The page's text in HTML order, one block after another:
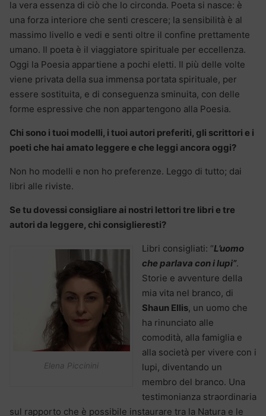
la vera essenza di ciò che lo circonda. Poeta si nasce: è
una forza interiore che senti crescere; la sensibilità è al
massimo livello e vedi e senti oltre il confine prettamente
umano. Il poeta è il viaggiatore spirituale per eccellenza.
Oggi la Poesia appartiene a pochi eletti. Il più delle volte
viene privata della sua immensa portata spirituale, per
essere sostituita, e di conseguenza sminuita, con delle
forme espressive che non appartengono alla Poesia.
Chi sono i tuoi modelli, i tuoi autori preferiti, gli scrittori e i
poeti che hai amato leggere e che leggi ancora oggi?
Non ho modelli e non ho preferenze. Leggo di tutto; dai
libri alle riviste.
Se tu dovessi consigliare ai nostri lettori tre libri e tre
autori da leggere, chi consiglieresti?
Elena Piccinini
Libri consigliati: “L’uomo
che parlava con i lupi”.
Storie e avventure della
mia vita nel branco, di
Shaun Ellis, un uomo che
ha rinunciato alle
comodità, alla famiglia e
alla società per vivere con i
lupi, diventando un
membro del branco. Una
testimonianza straordinaria
sul rapporto che è possibile instaurare tra la Natura e le